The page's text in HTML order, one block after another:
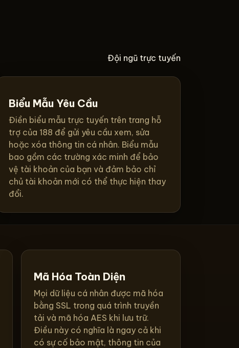
Đội ngũ trực tuyến
Biểu Mẫu Yêu Cầu
Điền biểu mẫu trực tuyến trên trang hỗ
trợ của 188 để gửi yêu cầu xem, sửa
hoặc xóa thông tin cá nhân. Biểu mẫu
bao gồm các trường xác minh để bảo
vệ tài khoản của bạn và đảm bảo chỉ
chủ tài khoản mới có thể thực hiện thay
đổi.
Mã Hóa Toàn Diện
Mọi dữ liệu cá nhân được mã hóa
bằng SSL trong quá trình truyền
tải và mã hóa AES khi lưu trữ.
Điều này có nghĩa là ngay cả khi
có sự cố bảo mật, thông tin của